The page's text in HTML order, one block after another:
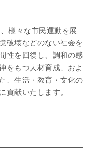
様々な市民運動を展
破壊などのない社会を
性を回復し、調和の感
をもつ人材育成、およ
、生活・教育・文化の
貢献いたします。